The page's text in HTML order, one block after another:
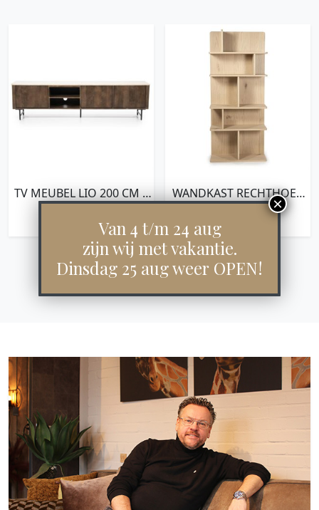
TV MEUBEL LIO 200 CM –
3DRS.
WANDKAST RECHTHOEK
RENEE
Van 4 t/m 24 aug
zijn wij met vakantie.
Dinsdag 25 aug weer OPEN!